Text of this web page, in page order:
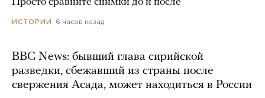
ИСТОРИИ 6 часов назад
BBC News: бывший глава сирийской
разведки, сбежавший из страны после
свержения Асада, может находиться в России